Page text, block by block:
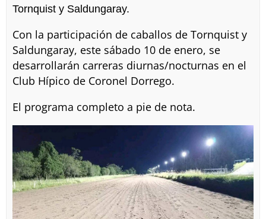
Tornquist y Saldungaray.
Con la participación de caballos de Tornquist y
Saldungaray, este sábado 10 de enero, se
desarrollarán carreras diurnas/nocturnas en el
Club Hípico de Coronel Dorrego.
El programa completo a pie de nota.